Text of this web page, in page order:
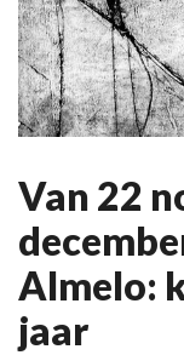
Van 22
Almelo:
jaar